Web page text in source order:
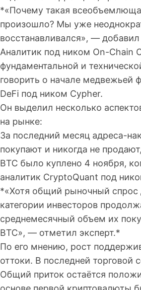
*«Почему такая
произошло? Мы уже
восстанавливался», —
Аналитик под ником On-Chain
фундаментальной и
говорить о начале медвежьей
DeFi под ником Cypher.
Он выделил несколько
на рынке:
За последний месяц адреса-
покупают и никогда не
BTC было куплено 4 ноября,
аналитик CryptoQuant под
*«Хотя общий рыночный спрос
категории инвесторов
среднемесячный объем их
BTC», — отметил эксперт.*
По его мнению, рост
оттоки. В последней торговой
Общий приток остаётся